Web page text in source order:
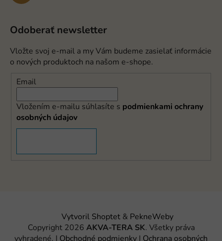
Odoberať newsletter
Vložte svoj e-mail a my Vám budeme zasielať informácie
o nových produktoch na našom e-shope.
Email
Vložením e-mailu súhlasíte s podmienkami ochrany
osobných údajov
Vytvoril Shoptet& PekneWeby
Copyright 2026 AKVA-TERA SK. Všetky práva
vyhradené. | Obchodné podmienky | Ochrana osobných